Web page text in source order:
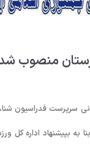
منصوب
سرپرست فدراسیون
بپیشنهاد اداره کل